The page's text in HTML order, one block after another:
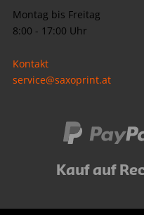
Montag bis Freitag
8:00 - 17:00 Uhr
Kontakt
service@saxoprint.at
Kauf auf